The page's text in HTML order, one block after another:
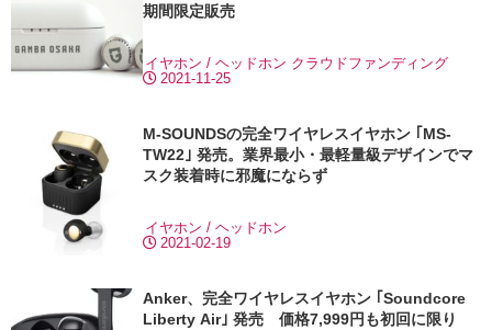
期間限定販売
2021-11-25
イヤホン / ヘッドホン クラウドファンディング
M-SOUNDSの完全ワイヤレスイヤホン ｢MS-
TW22｣ 発売。業界最小・最軽量級デザインでマ
スク装着時に邪魔にならず
2021-02-19
イヤホン / ヘッドホン
Anker、完全ワイヤレスイヤホン ｢Soundcore
Liberty Air｣ 発売 価格7,999円も初回に限り